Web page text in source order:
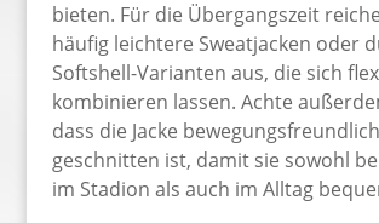
bieten. Für die Übergangszeit
häufig leichtere Sweatjacken oder
Softshell-Varianten aus, die sich
kombinieren lassen. Achte
dass die Jacke bewegungsfreundlich
geschnitten ist, damit sie sowohl
im Stadion als auch im Alltag